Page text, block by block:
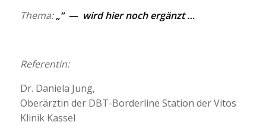
Thema:„“ — wird hier noch ergänzt …
Referentin:
Dr. Daniela Jung,
Oberärztin der DBT-Borderline Station der Vitos
Klinik Kassel